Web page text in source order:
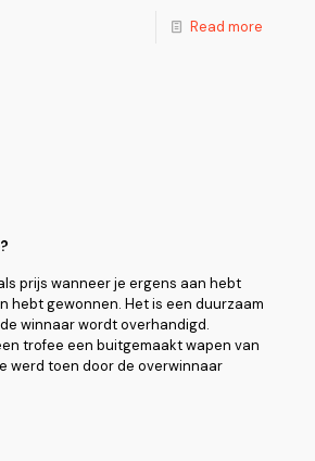
Read more
prijs wanneer je ergens aan hebt
hebt gewonnen. Het is een duurzaam
winnaar wordt overhandigd.
trofee een buitgemaakt wapen van
werd toen door de overwinnaar